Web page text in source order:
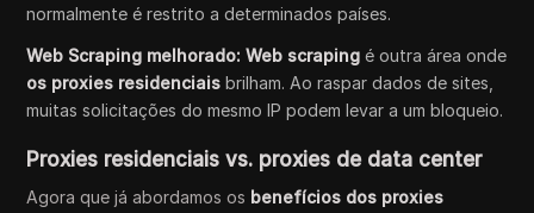
normalmente é restrito a determinados países.
Web Scraping melhorado: Web scraping é outra área onde
os proxies residenciais brilham. Ao raspar dados de sites,
muitas solicitações do mesmo IP podem levar a um bloqueio.
Proxies residenciais vs. proxies de data center
Agora que já abordamos os benefícios dos proxies